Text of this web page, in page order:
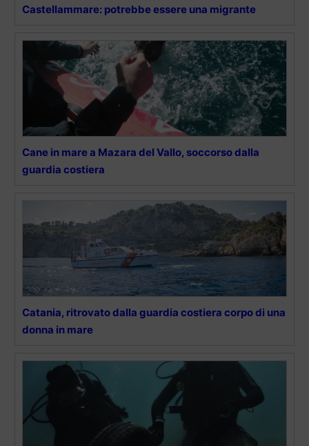
Castellammare: potrebbe essere una migrante
Cane in mare a Mazara del Vallo, soccorso dalla
guardia costiera
Catania, ritrovato dalla guardia costiera corpo di una
donna in mare